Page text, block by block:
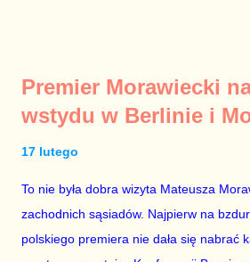
tylko tam, gdzie nie ma trudnych pytań.
przyjmuję ze smutkiem. Właściciela
znowu dał się złamać partii Jarosława
bo w 2007 roku też tak się stało. Na
przedterminowymi wyborami
Premier Morawiecki
wstydu w Berlinie i
17 lutego
To nie była dobra wizyta Mateusza
zachodnich sąsiadów. Najpierw na
polskiego premiera nie dała się nabrać